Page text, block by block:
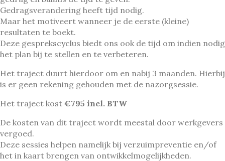
Gedragsverandering heeft tijd nodig.
Maar het motiveert wanneer je de eerste (kleine)
resultaten te boekt.
Deze gesprekscyclus biedt ons ook de tijd om indien nodig
het plan bij te stellen en te verbeteren.
Het traject duurt hierdoor om en nabij 3 maanden. Hierbij
is er geen rekening gehouden met de nazorgsessie.
Het traject kost €795 incl. BTW
De kosten van dit traject wordt meestal door werkgevers
vergoed.
Deze sessies helpen namelijk bij verzuimpreventie en/of
het in kaart brengen van ontwikkelmogelijkheden.